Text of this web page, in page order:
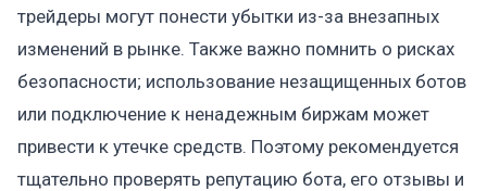
трейдеры могут понести убытки из-за внезапных
изменений в рынке. Также важно помнить о рисках
безопасности; использование незащищенных ботов
или подключение к ненадежным биржам может
привести к утечке средств. Поэтому рекомендуется
тщательно проверять репутацию бота, его отзывы и